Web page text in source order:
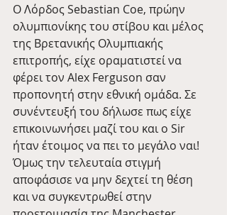
Ο Λόρδος Sebastian Coe, πρώην
ολυμπιονίκης του στίβου και μέλος
της Βρετανικής Ολυμπιακής
επιτροπής, είχε οραματιστεί να
φέρει τον Alex Ferguson σαν
προπονητή στην εθνική ομάδα. Σε
συνέντευξή του δήλωσε πως είχε
επικοινωνήσει μαζί του και ο Sir
ήταν έτοιμος να πει το μεγάλο ναι!
Όμως την τελευταία στιγμή
αποφάσισε να μην δεχτεί τη θέση
και να συγκεντρωθεί στην